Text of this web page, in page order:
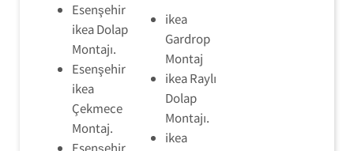
Esenşehir
ikea Dolap
Montajı.
Esenşehir
ikea
Çekmece
Montaj.
Esenşehir
ikea
Gardrop
Montaj
ikea Raylı
Dolap
Montajı.
ikea